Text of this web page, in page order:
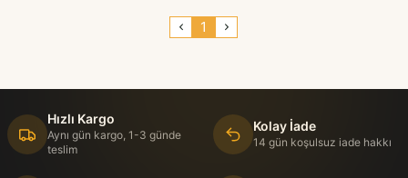
1
Hızlı Kargo
Aynı gün kargo, 1-3 günde
teslim
Kolay İade
14 gün koşulsuz iade hakkı